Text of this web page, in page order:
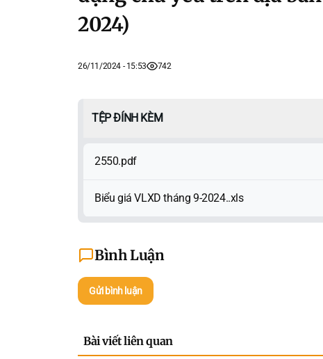
2024)
26/11/2024 - 15:53 742
TỆP ĐÍNH KÈM
2550.pdf
Biểu giá VLXD tháng 9-2024..xls
Bình Luận
Gửi bình luận
Bài viết liên quan